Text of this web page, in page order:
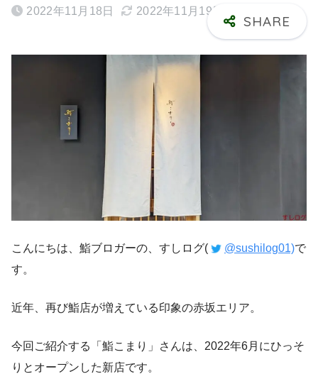
2022年11月18日 2022年11月19日
こんにちは、鮨ブロガーの、すしログ( @sushilog01)で
す。
近年、再び鮨店が増えている印象の赤坂エリア。
今回ご紹介する「鮨こまり」さんは、2022年6月にひっそ
りとオープンした新店です。